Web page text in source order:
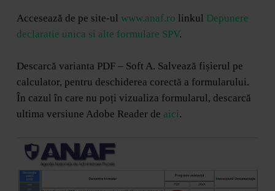
Accesează de pe site-ul www.anaf.ro linkul Depunere
declaratie unica si alte formulare SPV.
Descarcă varianta PDF – Soft A. Salvează fișierul pe
calculator, pentru deschiderea corectă a formularului.
În cazul în care nu poți vizualiza formularul, descarcă
ultima versiune Adobe Reader de aici.